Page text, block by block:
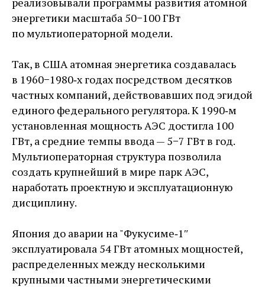
энергетики масштаба 50−100 ГВт
по мультиоператорной модели.
Так, в США атомная энергетика создавалась
в 1960−1980‑х годах посредством десятков
частных компаний, действовавших под эгидой
единого федерального регулятора. К 1990‑м
установленная мощность АЭС достигла 100
ГВт, а средние темпы ввода — ​5−7 ГВт в год.
Мультиоператорная структура позволила
создать крупнейший в мире парк АЭС,
наработать проектную и эксплуатационную
дисциплину.
Япония до аварии на "Фукусиме‑1″
эксплуатировала 54 ГВт атомных мощностей,
распределенных между несколькими
крупными частными энергетическими